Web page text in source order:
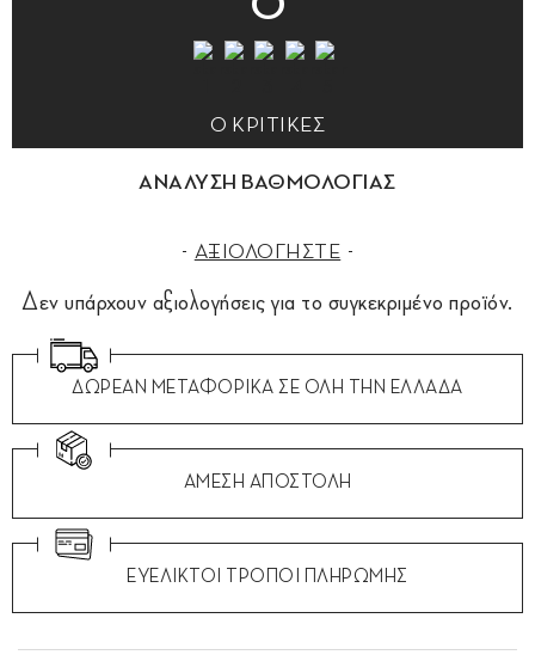
0 ΚΡΙΤΙΚΕΣ
ΑΝΑΛΥΣΗ ΒΑΘΜΟΛΟΓΙΑΣ
ΑΞΙΟΛΟΓΗΣΤΕ
Δεν υπάρχουν αξιολογήσεις για το συγκεκριμένο προϊόν.
ΔΩΡΕΑΝ ΜΕΤΑΦΟΡΙΚΑ ΣΕ ΟΛΗ ΤΗΝ ΕΛΛΑΔΑ
ΑΜΕΣΗ ΑΠΟΣΤΟΛΗ
ΕΥΕΛΙΚΤΟΙ ΤΡΟΠΟΙ ΠΛΗΡΩΜΗΣ